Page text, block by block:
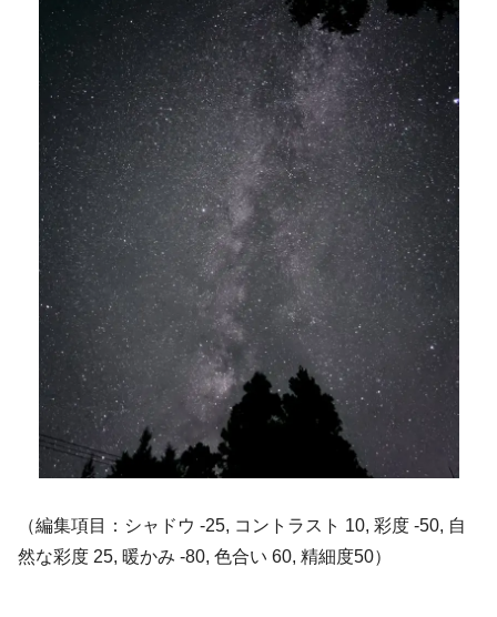
（編集項目：シャドウ -25, コントラスト 10, 彩度 -50, 自
然な彩度 25, 暖かみ -80, 色合い 60, 精細度50）